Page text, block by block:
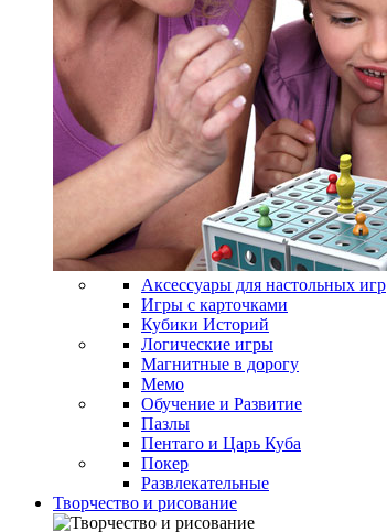
Аксессуары для настольных игр
Игры с карточками
Кубики Историй
Логические игры
Магнитные в дорогу
Мемо
Обучение и Развитие
Пазлы
Пентаго и Царь Куба
Покер
Развлекательные
Творчество и рисование